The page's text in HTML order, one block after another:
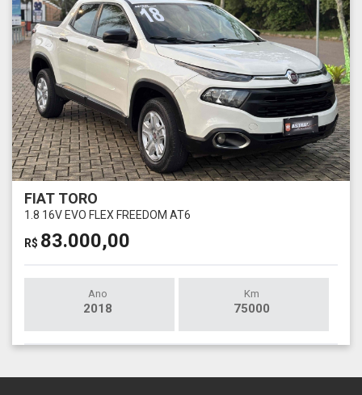
FIAT TORO
1.8 16V EVO FLEX FREEDOM AT6
R$ 83.000,00
Ano
2018
Km
75000